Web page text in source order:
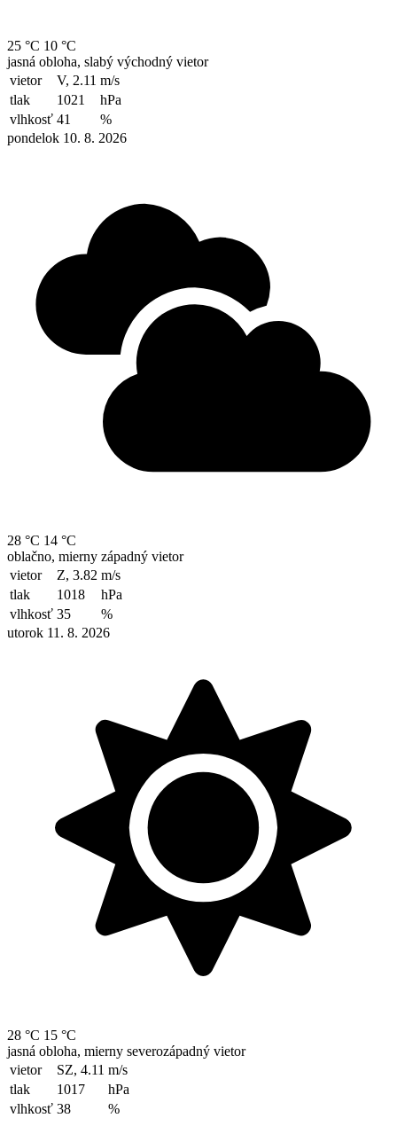
25 °C 10 °C
jasná obloha, slabý východný vietor
vietor
V, 2.11 m/s
tlak
1021
hPa
vlhkosť 41
%
pondelok 10. 8. 2026
28 °C 14 °C
oblačno, mierny západný vietor
vietor
Z, 3.82 m/s
tlak
1018
hPa
vlhkosť 35
%
utorok 11. 8. 2026
28 °C 15 °C
jasná obloha, mierny severozápadný vietor
vietor
SZ, 4.11 m/s
tlak
1017
hPa
vlhkosť 38 %